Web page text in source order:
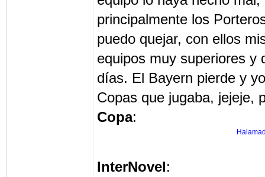
principalmente los
puedo quejar, con ellos
equipos muy superiores y
días. El Bayern pierde y
Copas que jugaba, jejeje,
Copa:
InterNovel: